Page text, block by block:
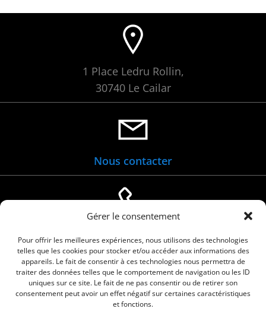
Gérer le consentement
Pour offrir les meilleures expériences, nous utilisons des technologies
telles que les cookies pour stocker et/ou accéder aux informations des
appareils. Le fait de consentir à ces technologies nous permettra de
traiter des données telles que le comportement de navigation ou les ID
uniques sur ce site. Le fait de ne pas consentir ou de retirer son
consentement peut avoir un effet négatif sur certaines caractéristiques
et fonctions.
1 Place Ledru Rollin,
30740 Le Cailar
Nous contacter
04 66 88 01 05